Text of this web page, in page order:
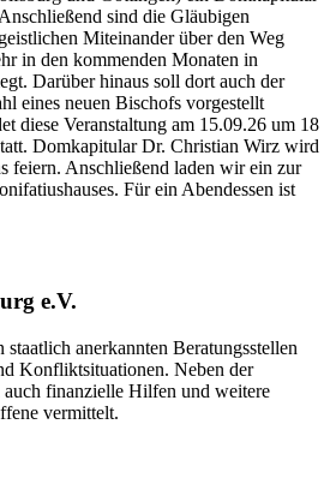
sind die Gläubigen
Miteinander über den Weg
in den kommenden Monaten in
Darüber hinaus soll dort auch der
eines neuen Bischofs vorgestellt
diese Veranstaltung am 15.09.26 um 18
Domkapitular Dr. Christian Wirz wird
feiern. Anschließend laden wir ein zur
Für ein Abendessen ist
e.V.
anerkannten Beratungsstellen
Konfliktsituationen. Neben der
finanzielle Hilfen und weitere
vermittelt.